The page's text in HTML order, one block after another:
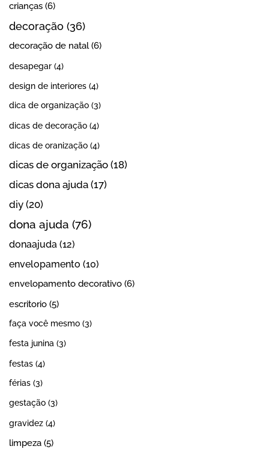
crianças (6)
decoração (36)
decoração de natal(6)
desapegar (4)
design de interiores (4)
dica de organização (3)
dicas de decoração (4)
dicas de oranização (4)
dicas de organização (18)
dicas dona ajuda (17)
diy (20)
dona ajuda (76)
donaajuda (12)
envelopamento (10)
envelopamento decorativo (6)
escritorio (5)
faça você mesmo (3)
festa junina (3)
festas (4)
férias (3)
gestação (3)
gravidez (4)
limpeza (5)